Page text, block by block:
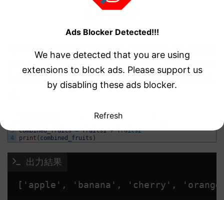
Pythonでは'+'演算子を使用して2つのリストを結合
することもできます。これはextend()メソッドと似
た結果をもたらしますが、新しいリストを作成しま
3
4
"banana",
combined_fruits = fruits1 + fruits2
print ( combined_fruits )
出力結果
['apple', 'banana', 'cherry',
Ads Blocker Detected!!!
We have detected that you are using
extensions to block ads. Please support us
by disabling these ads blocker.
Refresh